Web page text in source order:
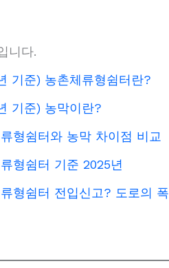
니다.
기준) 농촌체류형쉼터란?
기준) 농막이란?
형쉼터와 농막 차이점 비교
형쉼터 기준 2025년
형쉼터 전입신고? 도로의 폭